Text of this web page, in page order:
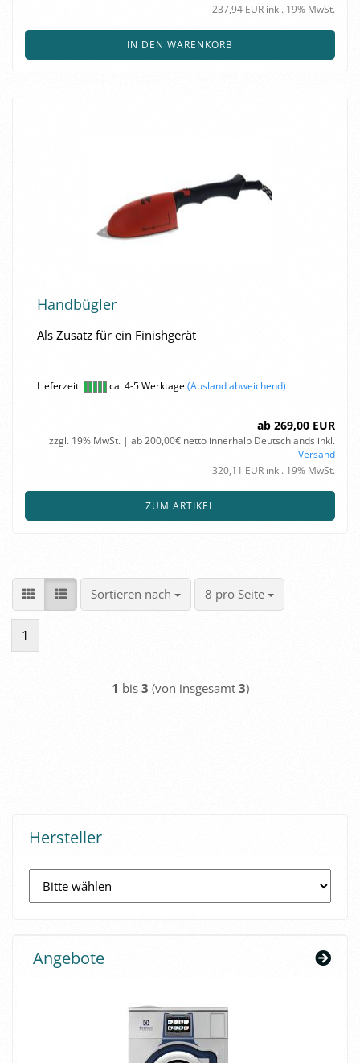
237,94 EUR inkl. 19% MwSt.
IN DEN WARENKORB
Hand­büg­ler
Als Zu­satz für ein Fi­nish­ge­rät
Lieferzeit: ca. 4-5 Werktage(Ausland abweichend)
ab 269,00 EUR
zzgl. 19% MwSt. | ab 200,00€ netto innerhalb Deutschlands inkl.
Versand
320,11 EUR inkl. 19% MwSt.
ZUM ARTIKEL
Sortieren nach
Sortieren nach 8 pro Seite
pro Seite
1
1 bis 3 (von insgesamt 3)
Hersteller
Angebote